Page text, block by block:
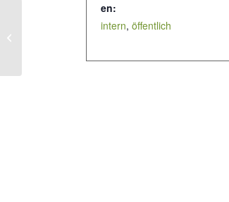
en:
intern, öffentlich
Konzert des Facundo Barreya Trio –